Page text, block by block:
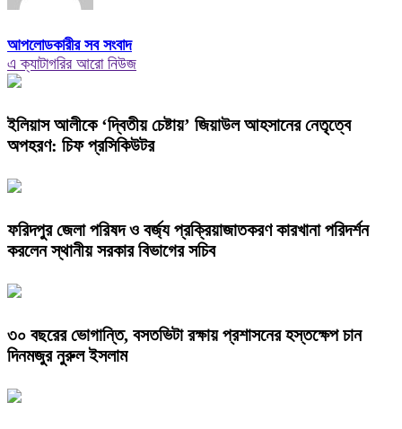
আপলোডকারীর সব সংবাদ
এ ক্যাটাগরির আরো নিউজ
ইলিয়াস আলীকে ‘দ্বিতীয় চেষ্টায়’ জিয়াউল আহসানের নেতৃত্বে
অপহরণ: চিফ প্রসিকিউটর
ফরিদপুর জেলা পরিষদ ও বর্জ্য প্রক্রিয়াজাতকরণ কারখানা পরিদর্শন
করলেন স্থানীয় সরকার বিভাগের সচিব
৩০ বছরের ভোগান্তি, বসতভিটা রক্ষায় প্রশাসনের হস্তক্ষেপ চান
দিনমজুর নুরুল ইসলাম